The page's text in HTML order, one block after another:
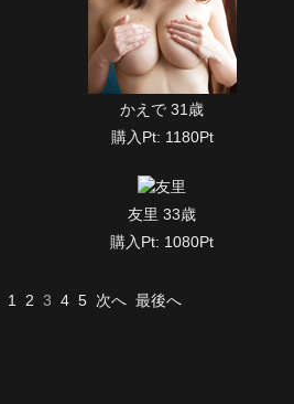
かえで 31歳
購入Pt: 1180Pt
友里 33歳
購入Pt: 1080Pt
1 2 3 4 5 次へ 最後へ